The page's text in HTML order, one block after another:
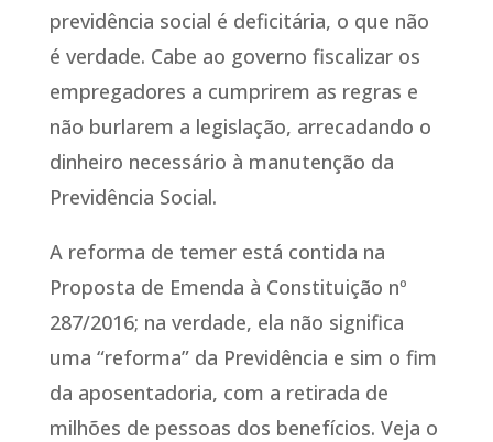
previdência social é deficitária, o que não
é verdade. Cabe ao governo fiscalizar os
empregadores a cumprirem as regras e
não burlarem a legislação, arrecadando o
dinheiro necessário à manutenção da
Previdência Social.
A reforma de temer está contida na
Proposta de Emenda à Constituição nº
287/2016; na verdade, ela não significa
uma “reforma” da Previdência e sim o fim
da aposentadoria, com a retirada de
milhões de pessoas dos benefícios. Veja o